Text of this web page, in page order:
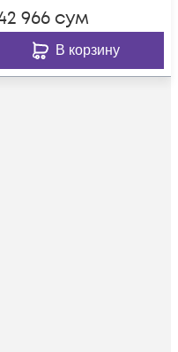
966 сум
В корзину